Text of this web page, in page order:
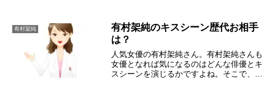
さんに、再び熱愛の噂は出るんでしょう
か？有村架純は松...
有村架純
有村架純のキスシーン歴代お相手
は？
人気女優の有村架純さん。有村架純さんも
女優となれば気になるのはどんな俳優とキ
スシーンを演じるかですよね。そこで、有